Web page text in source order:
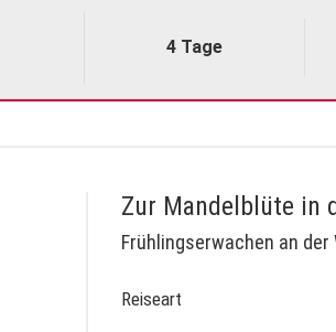
4 Tage
Zur Mandelblüte in
Frühlingserwachen an der
Reiseart